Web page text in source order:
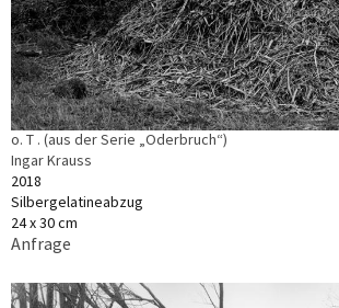
o. T . (aus der Serie „Oderbruch“)
Ingar Krauss
2018
Silbergelatineabzug
24 x 30 cm
Anfrage